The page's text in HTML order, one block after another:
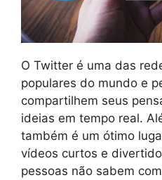
O Twitter é uma das
populares do mundo e
compartilhem seus
ideias em tempo real.
também é um ótimo
vídeos curtos e
pessoas não sabem